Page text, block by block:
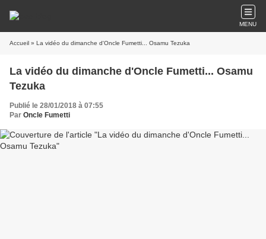
MENU
Accueil » La vidéo du dimanche d'Oncle Fumetti... Osamu Tezuka
La vidéo du dimanche d'Oncle Fumetti... Osamu
Tezuka
Publié le 28/01/2018 à 07:55
Par Oncle Fumetti